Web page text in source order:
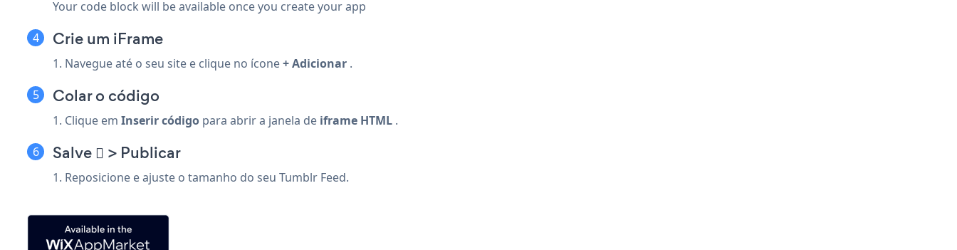
Your code block will be available once you create your app
Crie um iFrame
1. Navegue até o seu site e clique no ícone+ Adicionar .
Colar o código
1. Clique em Inserir código para abrir a janela de iframe HTML .
Salve  > Publicar
1. Reposicione e ajuste o tamanho do seu Tumblr Feed.